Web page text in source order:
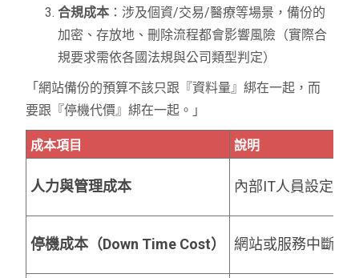
合規成本 ：涉及個資/交易/醫療等場景，備份的
加密、存放地、刪除流程都會影響風險（實際合
規要求需依各國法規與公司類型判定）
「網站備份的預算不該只跟『資料量』綁在一起，而
要跟『停機代價』綁在一起。」
成本項目 說明
人力與管理成本 內部IT人員設定、
停機成本（Down Time Cost） 網站或服務中斷期